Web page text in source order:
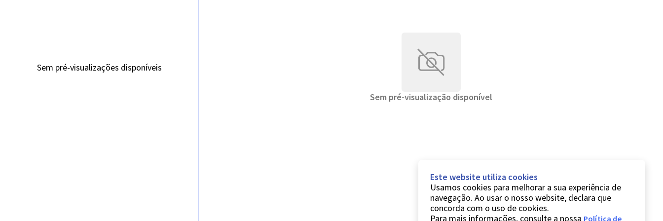
Sem pré-visualizações disponíveis
Sem pré-visualização disponível
Este website utiliza cookies
Usamos cookies para melhorar a sua experiência de
navegação. Ao usar o nosso website, declara que
concorda com o uso de cookies.
Para mais informações, consulte a nossa Política de